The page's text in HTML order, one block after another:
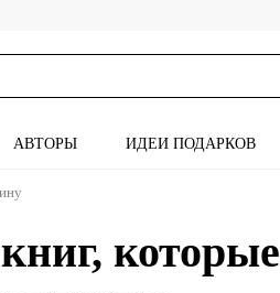
АВТОРЫ ИДЕИ ПОДАРКОВ
которые